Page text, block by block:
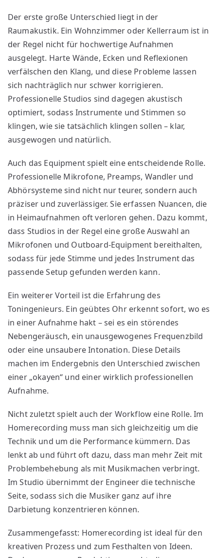
Der erste große Unterschied liegt in der
Raumakustik. Ein Wohnzimmer oder Kellerraum ist in
der Regel nicht für hochwertige Aufnahmen
ausgelegt. Harte Wände, Ecken und Reflexionen
verfälschen den Klang, und diese Probleme lassen
sich nachträglich nur schwer korrigieren.
Professionelle Studios sind dagegen akustisch
optimiert, sodass Instrumente und Stimmen so
klingen, wie sie tatsächlich klingen sollen – klar,
ausgewogen und natürlich.
Auch das Equipment spielt eine entscheidende Rolle.
Professionelle Mikrofone, Preamps, Wandler und
Abhörsysteme sind nicht nur teurer, sondern auch
präziser und zuverlässiger. Sie erfassen Nuancen, die
in Heimaufnahmen oft verloren gehen. Dazu kommt,
dass Studios in der Regel eine große Auswahl an
Mikrofonen und Outboard-Equipment bereithalten,
sodass für jede Stimme und jedes Instrument das
passende Setup gefunden werden kann.
Ein weiterer Vorteil ist die Erfahrung des
Toningenieurs. Ein geübtes Ohr erkennt sofort, wo es
in einer Aufnahme hakt – sei es ein störendes
Nebengeräusch, ein unausgewogenes Frequenzbild
oder eine unsaubere Intonation. Diese Details
machen im Endergebnis den Unterschied zwischen
einer „okayen“ und einer wirklich professionellen
Aufnahme.
Nicht zuletzt spielt auch der Workflow eine Rolle. Im
Homerecording muss man sich gleichzeitig um die
Technik und um die Performance kümmern. Das
lenkt ab und führt oft dazu, dass man mehr Zeit mit
Problembehebung als mit Musikmachen verbringt.
Im Studio übernimmt der Engineer die technische
Seite, sodass sich die Musiker ganz auf ihre
Darbietung konzentrieren können.
Zusammengefasst: Homerecording ist ideal für den
kreativen Prozess und zum Festhalten von Ideen.